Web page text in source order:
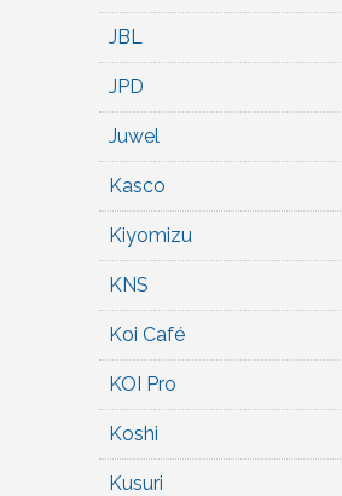
JBL
JPD
Juwel
Kasco
Kiyomizu
KNS
Koi Café
KOI Pro
Koshi
Kusuri